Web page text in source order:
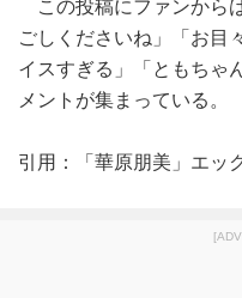
この投稿にファンから
ごしくださいね」「お目
イスすぎる」「ともちゃ
メントが集まっている。
引用：「華原朋美」エッ